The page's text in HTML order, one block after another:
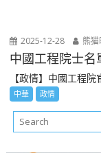
2025-12-28 熊猫
中國工程院士名
【政情】中國工程
中華 政情